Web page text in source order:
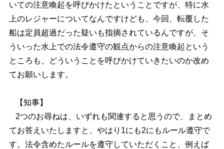
いての注意喚起を呼びかけたということですが、特に水
上のレジャーについてなんですけども、今回、転覆した
船は定員超過だった疑いも指摘されているんですが、そ
ういった水上での法令遵守の観点からの注意喚起という
ところも、どういうことを呼びかけていきたいのか改め
てお願いします。
【知事】
2つのお尋ねは、いずれも関連すると思うので、まとめ
てお答えいたしますと、やはり1にも2にもルール遵守で
す。法令含めたルールを遵守していただくこと、例えば